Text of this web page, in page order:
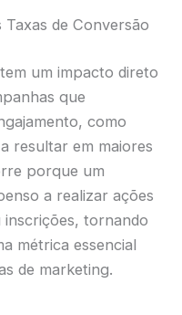
de Conversão
um impacto direto
que
como
resultar em maiores
porque um
a realizar ações
inscrições, tornando
métrica essencial
de marketing.